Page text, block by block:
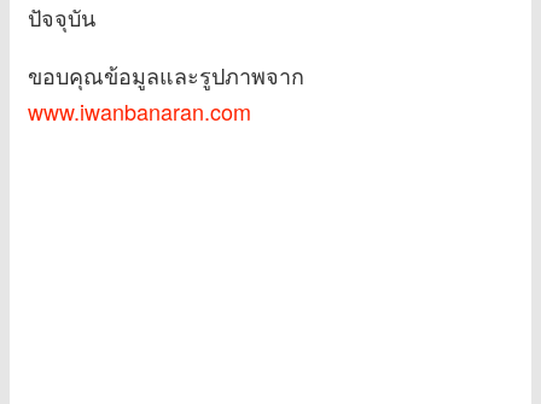
ปัจจุบัน
ขอบคุณข้อมูลและรูปภาพจาก
www.iwanbanaran.com